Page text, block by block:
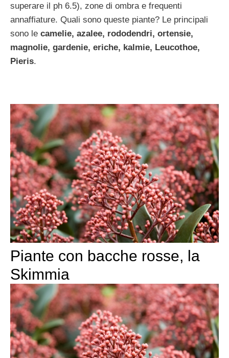
superare il ph 6.5), zone di ombra e frequenti
annaffiature. Quali sono queste piante? Le principali
sono le camelie, azalee, rododendri, ortensie,
magnolie, gardenie, eriche, kalmie, Leucothoe,
Pieris.
Piante con bacche rosse, la
Skimmia